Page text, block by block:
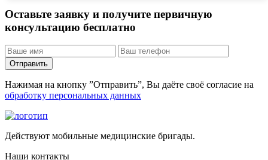
Оставьте заявку и получите первичную
консультацию бесплатно
Отправить
Нажимая на кнопку ”Отправить”, Вы даёте своё согласие на
обработку персональных данных
Действуют мобильные медицинские бригады.
Наши контакты